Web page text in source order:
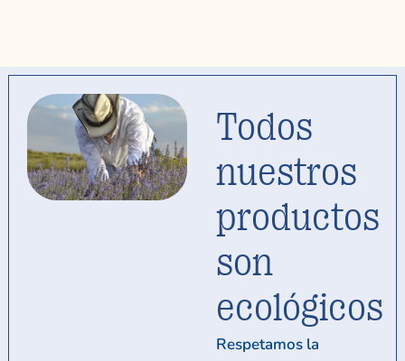
Todos
nuestros
productos
son
ecológicos
Respetamos la